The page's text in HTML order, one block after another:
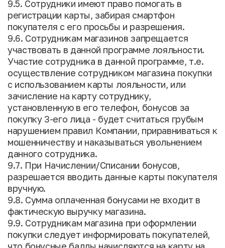
9.5. Сотрудники имеют право помогать в
регистрации карты, забирая смартфон
покупателя с его просьбы и разрешения.
9.6. Сотрудникам магазинов запрещается
участвовать в данной программе лояльности.
Участие сотрудника в данной программе, т.е.
осуществление сотрудником магазина покупки
с использованием карты лояльности, или
зачисление на карту сотруднику,
установленную в его телефон, бонусов за
покупку 3-его лица - будет считаться грубым
нарушением правил Компании, приравниваться к
мошенничеству и наказываться увольнением
данного сотрудника.
9.7. При Начислении/Списании бонусов,
разрешается вводить данные карты покупателя
вручную.
9.8. Сумма оплаченная бонусами не входит в
фактическую выручку магазина.
9.9. Сотрудникам магазина при оформлении
покупки следует информировать покупателей,